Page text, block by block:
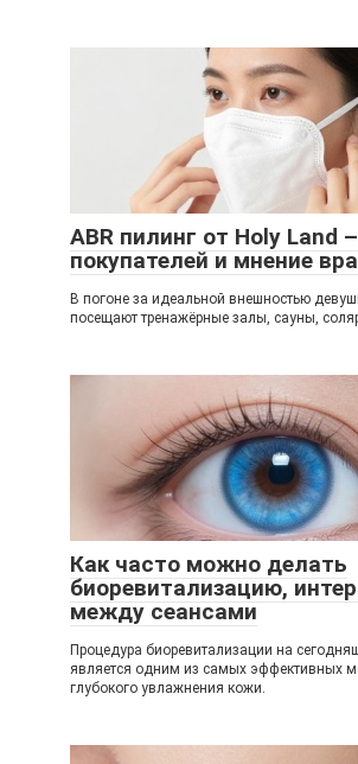
ABR пилинг от Holy Land
покупателей и мнение
В погоне за идеальной внешностью
посещают тренажёрные залы, сауны,
Как часто можно делать
биоревитализацию,
между сеансами
Процедура биоревитализации на
является одним из самых эффективных
глубокого увлажнения кожи.